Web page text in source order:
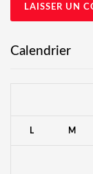
Calendrier
L M